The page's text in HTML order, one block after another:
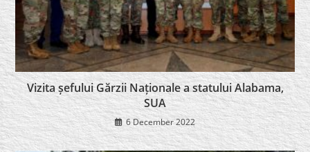
Vizita șefului Gărzii Naționale a statului Alabama,
SUA
6 December 2022